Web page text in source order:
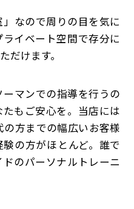
なので周りの目を気に
イベート空間で存分に
だけます。
マンでの指導を行うの
もご安心を。当店には
方までの幅広いお客様
の方がほとんど。誰で
のパーソナルトレーニ